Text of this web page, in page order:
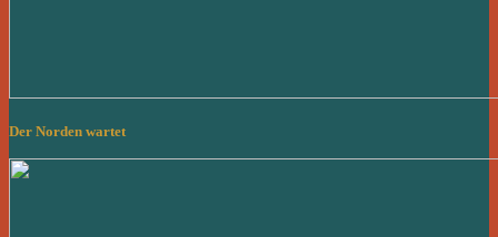
Der Norden wartet